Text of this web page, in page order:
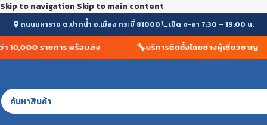
Skip to navigation Skip to main content
ถนนมหาราช ต.ปากน้ำ อ.เมือง กระบี่ 81000 เปิด จ-อา 7:30 – 19:00 น.
🚚ส่งฟรีในกระบี่ สั่งขั้นต่ำ 500 บาท 💰ราคาถูกกว่าห้างสรรพ